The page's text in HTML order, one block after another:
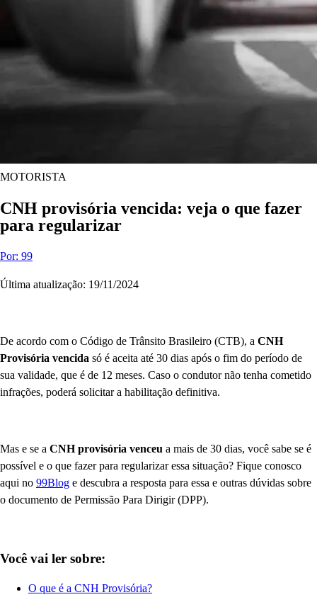
MOTORISTA
CNH provisória vencida: veja o que fazer
para regularizar
Por: 99
Última atualização: 19/11/2024
De acordo com o Código de Trânsito Brasileiro (CTB), a CNH
Provisória vencida só é aceita até 30 dias após o fim do período de
sua validade, que é de 12 meses. Caso o condutor não tenha cometido
infrações, poderá solicitar a habilitação definitiva.
Mas e se a CNH provisória venceu a mais de 30 dias, você sabe se é
possível e o que fazer para regularizar essa situação? Fique conosco
aqui no 99Blog e descubra a resposta para essa e outras dúvidas sobre
o documento de Permissão Para Dirigir (DPP).
Você vai ler sobre:
O que é a CNH Provisória?